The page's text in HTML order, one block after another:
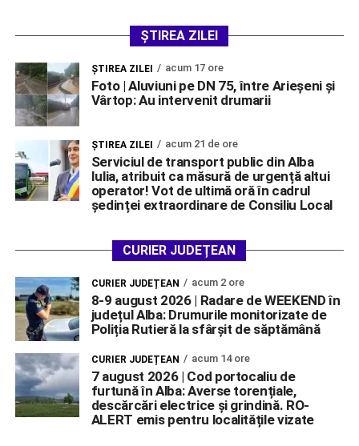
ȘTIREA ZILEI
ŞTIREA ZILEI acum 17 ore
Foto | Aluviuni pe DN 75, între Arieșeni și
Vârtop: Au intervenit drumarii
ŞTIREA ZILEI acum 21 de ore
Serviciul de transport public din Alba
Iulia, atribuit ca măsură de urgență altui
operator! Vot de ultimă oră în cadrul
ședinței extraordinare de Consiliu Local
CURIER JUDEȚEAN
CURIER JUDEȚEAN acum 2 ore
8-9 august 2026 | Radare de WEEKEND în
județul Alba: Drumurile monitorizate de
Poliția Rutieră la sfârșit de săptămână
CURIER JUDEȚEAN acum 14 ore
7 august 2026 | Cod portocaliu de
furtună în Alba: Averse torențiale,
descărcări electrice și grindină. RO-
ALERT emis pentru localitățile vizate